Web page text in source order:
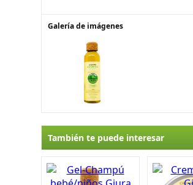
Galería de imágenes
También te puede interesar